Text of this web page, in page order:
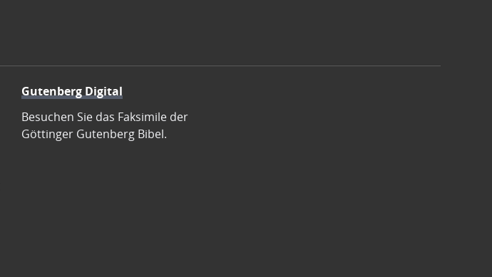
Gutenberg Digital
Besuchen Sie das Faksimile der
Göttinger Gutenberg Bibel.